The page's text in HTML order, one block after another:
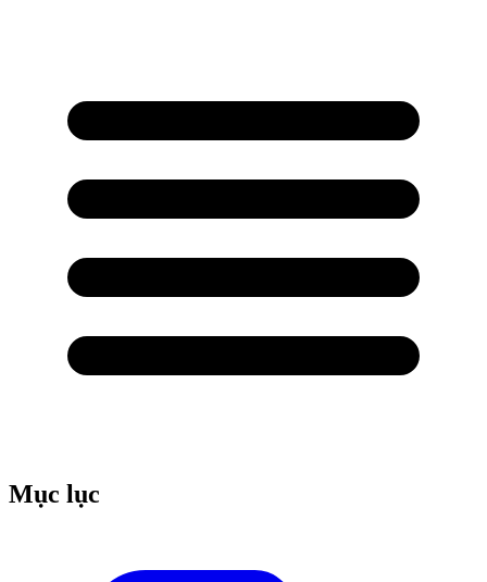
Mục lục